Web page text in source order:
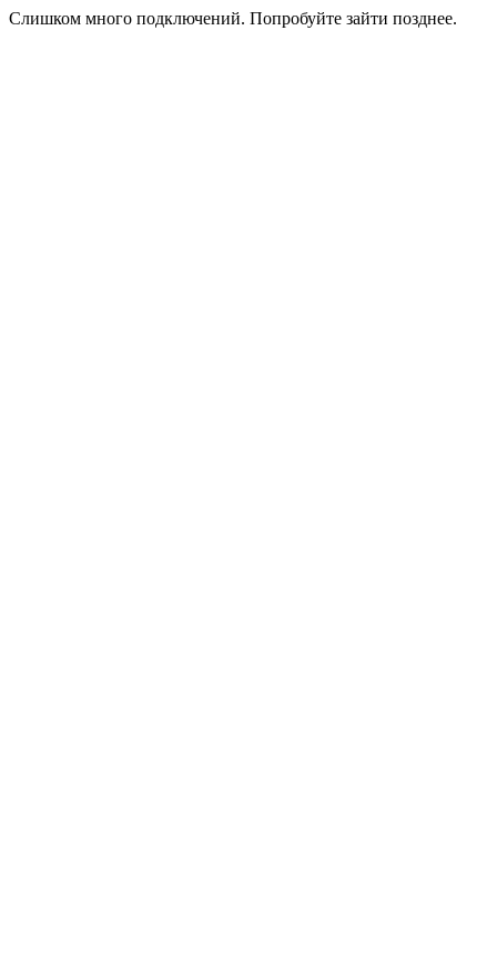
Слишком много подключений. Попробуйте зайти позднее.